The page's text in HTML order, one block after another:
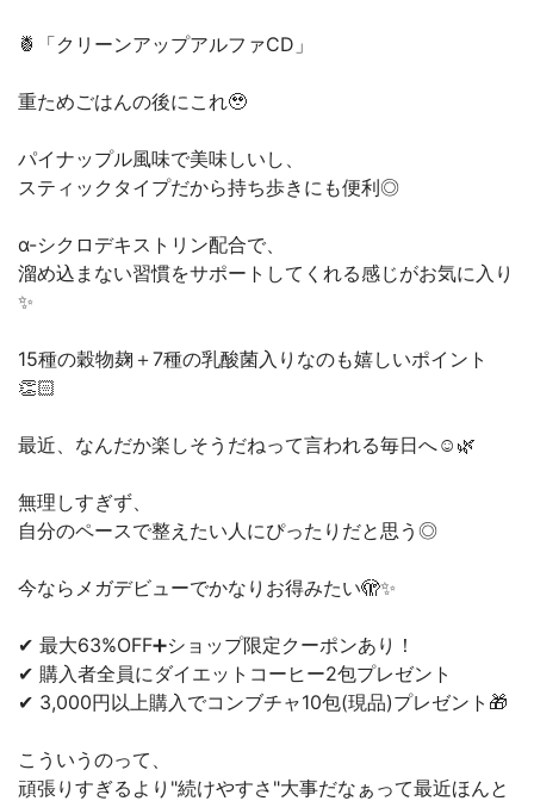
🍍「クリーンアップアルファCD」
重ためごはんの後にこれ🥹
パイナップル風味で美味しいし、
スティックタイプだから持ち歩きにも便利◎
α-シクロデキストリン配合で、
溜め込まない習慣をサポートしてくれる感じがお気に入り
✨
15種の穀物麹＋7種の乳酸菌入りなのも嬉しいポイント
👏🏻
最近、なんだか楽しそうだねって言われる毎日へ☺️🌿
無理しすぎず、
自分のペースで整えたい人にぴったりだと思う◎
今ならメガデビューでかなりお得みたい🫣✨
✔︎ 最大63%OFF➕ショップ限定クーポンあり！
✔︎ 購入者全員にダイエットコーヒー2包プレゼント
✔︎ 3,000円以上購入でコンブチャ10包(現品)プレゼント🎁
こういうのって、
頑張りすぎるより"続けやすさ"大事だなぁって最近ほんと